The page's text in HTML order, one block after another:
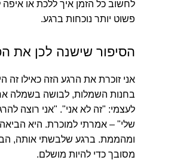
לחשוב כל הזמן איך ללכת או
פשוט יותר נוכחות ברגע.
הסיפור שישנה לכן את
אני זוכרת את הרגע הזה כאילו
בחנות השמלות, לבושה בשמלה
לעצמי: "זה לא אני". "אני רוצה
שלי" – אמרתי למוכרת. היא הביאה
ומהממת. ברגע שלבשתי אותה,
מסובך כדי להיות מושלם.